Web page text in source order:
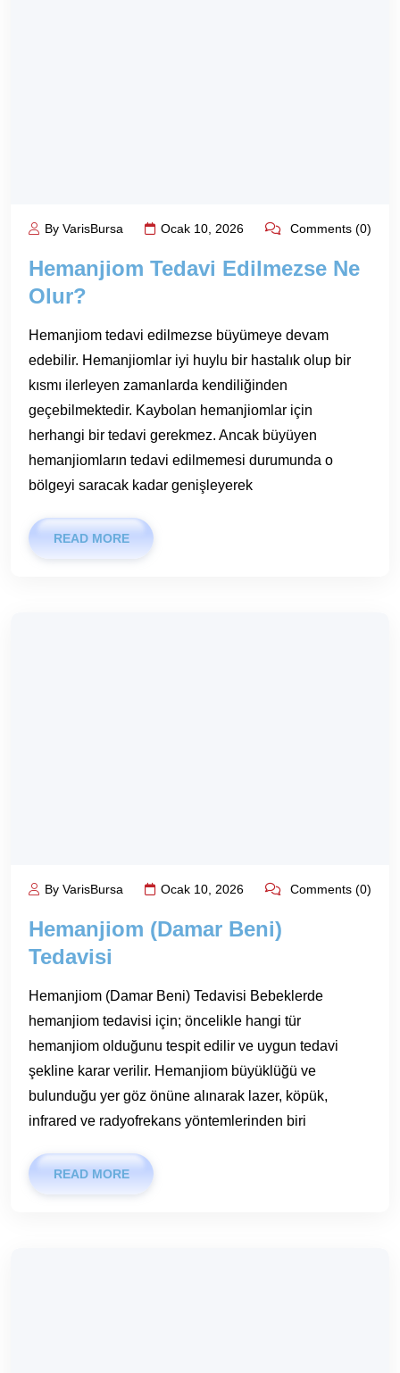
By VarisBursa Ocak 10, 2026 Comments (0)
Hemanjiom Tedavi Edilmezse Ne
Olur?
Hemanjiom tedavi edilmezse büyümeye devam
edebilir. Hemanjiomlar iyi huylu bir hastalık olup bir
kısmı ilerleyen zamanlarda kendiliğinden
geçebilmektedir. Kaybolan hemanjiomlar için
herhangi bir tedavi gerekmez. Ancak büyüyen
hemanjiomların tedavi edilmemesi durumunda o
bölgeyi saracak kadar genişleyerek
READ MORE
By VarisBursa Ocak 10, 2026 Comments (0)
Hemanjiom (Damar Beni)
Tedavisi
Hemanjiom (Damar Beni) Tedavisi Bebeklerde
hemanjiom tedavisi için; öncelikle hangi tür
hemanjiom olduğunu tespit edilir ve uygun tedavi
şekline karar verilir. Hemanjiom büyüklüğü ve
bulunduğu yer göz önüne alınarak lazer, köpük,
infrared ve radyofrekans yöntemlerinden biri
READ MORE